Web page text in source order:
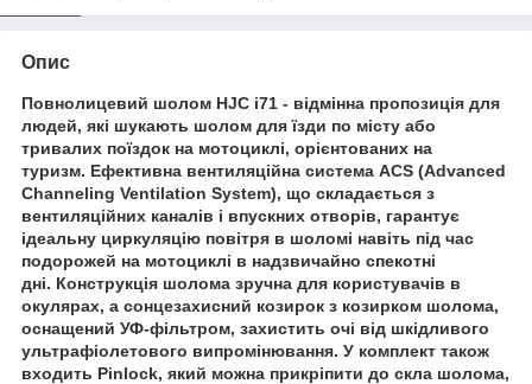
Опис
Повнолицевий шолом HJC i71 - відмінна пропозиція для
людей, які шукають шолом для їзди по місту або
тривалих поїздок на мотоциклі, орієнтованих на
туризм. Ефективна вентиляційна система ACS (Advanced
Channeling Ventilation System), що складається з
вентиляційних каналів і впускних отворів, гарантує
ідеальну циркуляцію повітря в шоломі навіть під час
подорожей на мотоциклі в надзвичайно спекотні
дні. Конструкція шолома зручна для користувачів в
окулярах, а сонцезахисний козирок з козирком шолома,
оснащений УФ-фільтром, захистить очі від шкідливого
ультрафіолетового випромінювання. У комплект також
входить Pinlock, який можна прикріпити до скла шолома,